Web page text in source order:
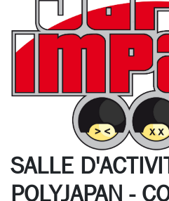
SALLE
POLYJAPAN -